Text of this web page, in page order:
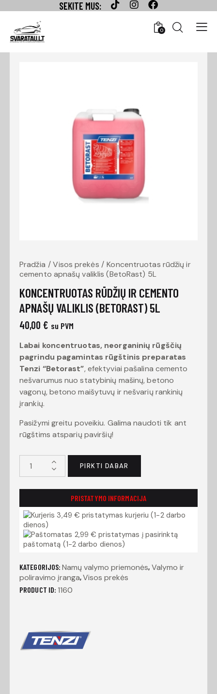
SEKITE MUS:
0
Pradžia Visos prekės
Koncentruotas rūdžių ir
cemento apnašų valiklis (BetoRast) 5L
KONCENTRUOTAS RŪDŽIŲ IR CEMENTO
APNAŠŲ VALIKLIS (BETORAST) 5L
40,00 € su PVM
Labai koncentruotas, neorganinių rūgščių
pagrindu pagamintas rūgštinis preparatas
Tenzi “Betorast”, efektyviai pašalina cemento
nešvarumus nuo statybinių mašinų, betono
vagonų, betono maišytuvų ir nešvarių rankinių
įrankių.
Pasižymi greitu poveikiu. Galima naudoti tik ant
rūgštims atsparių paviršių!
PIRKTI DABAR
PRISTATYMO INFORMACIJA
3,49 € pristatymas kurjeriu (1-2 darbo
dienos)
2,99 € pristatymas į pasirinktą
paštomatą (1-2 darbo dienos)
KATEGORIJOS:Namų valymo priemonės, Valymo ir
poliravimo įranga,Visos prekės
PRODUCT ID:1160